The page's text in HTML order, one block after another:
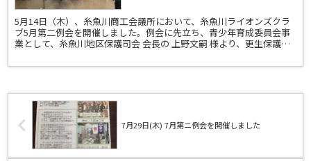
5月14日（木）、糸魚川商工会議所において、糸魚川ライオンズクラ
ブ5月第二例会を開催しました。例会に先立ち、青少年育成委員会事
業として、糸魚川地区保護司会 会長の 上野文嗣 様より、更生保護制
7月29日(木) 7月第ニ例会を開催しました